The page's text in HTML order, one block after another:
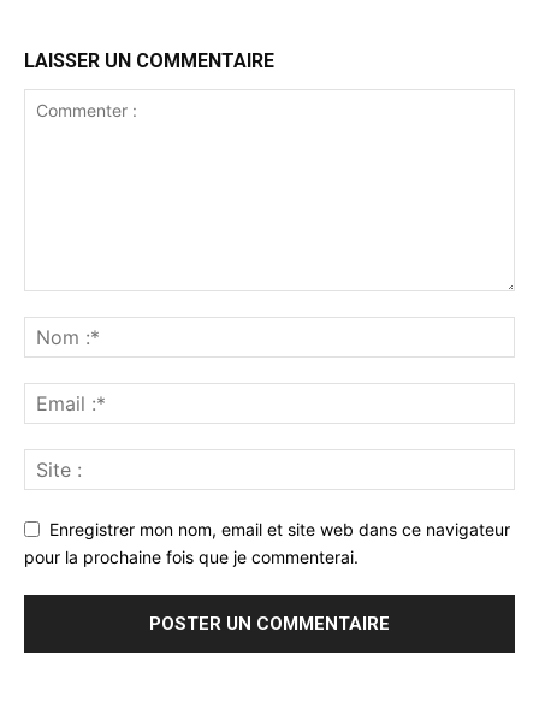
LAISSER UN COMMENTAIRE
Enregistrer mon nom, email et site web dans ce navigateur
pour la prochaine fois que je commenterai.